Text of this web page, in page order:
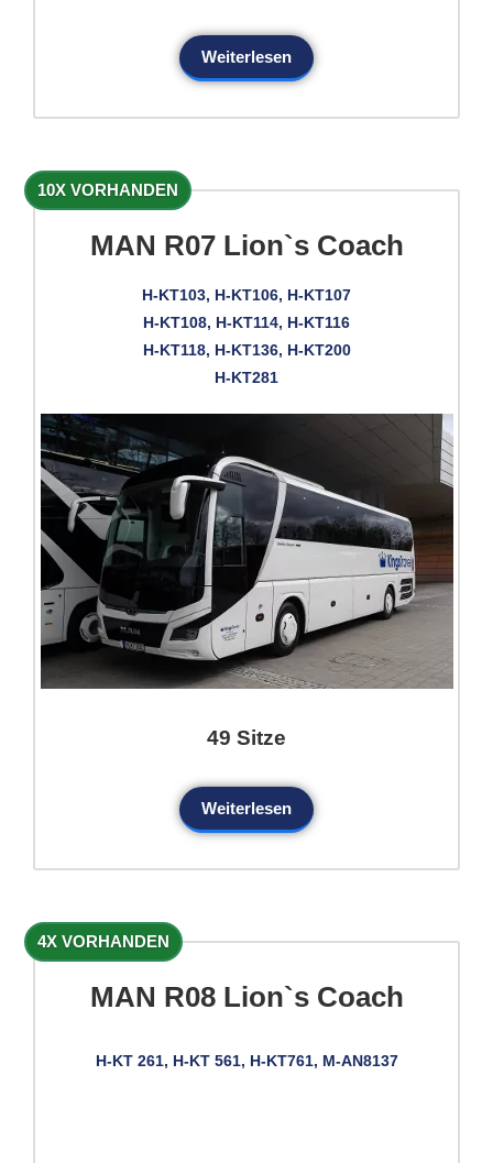
Weiterlesen
10X VORHANDEN
MAN R07 Lion`s Coach
H-KT103, H-KT106, H-KT107
H-KT108, H-KT114, H-KT116
H-KT118, H-KT136, H-KT200
H-KT281
49 Sitze
Weiterlesen
4X VORHANDEN
MAN R08 Lion`s Coach
H-KT 261, H-KT 561, H-KT761, M-AN8137